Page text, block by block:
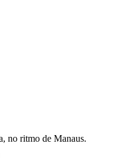
no ritmo de Manaus.